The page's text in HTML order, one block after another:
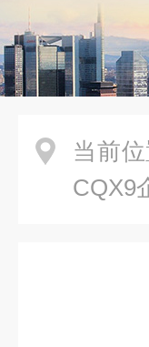
当前位
CQX9